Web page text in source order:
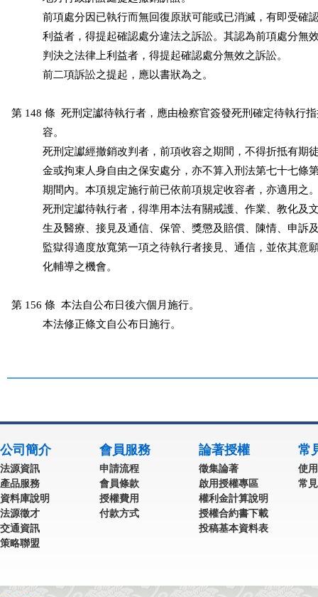
前項處分因已執行而無回復原狀可能或已消滅，有即受確
利益者，得提起確認處分違法之訴訟。其認為前項處分無
           判決之法律上利益者，得提起確認處分無效之訴訟。
           前二項訴訟之提起，應以書狀為之。
第 148 條  死刑定讞待執行者，應由檢察官簽發死刑確定待執行
           容。
死刑定讞經撤銷改判者，前項收容之期間，不得折抵有期
金或拘束人身自由之保安處分，亦不算入刑法第七十七條
期間內。本項規定施行前已依前項規定收容者，亦適用之
死刑定讞待執行者，得準用本法有關戒護、作業、教化及
生及醫療、接見及通信、保管、獎懲及賠償、陳情、申訴
監獄得適度放寬第一項之待執行者接見、通信，並依其意
           化輔導之機會。
第 156 條  本法自公布日後六個月施行。
           本法修正條文自公布日施行。
公司簡介
法源資訊
產品服務
資料庫說明
法源徵才
交通資訊
策略聯盟
會員服務
申請流程
會員條款
授權費用
付款方式
論著授權
徵集論著
啟用授權專區
權利金計算說明
授權合約書下載
投稿基本資料表
常
使
常